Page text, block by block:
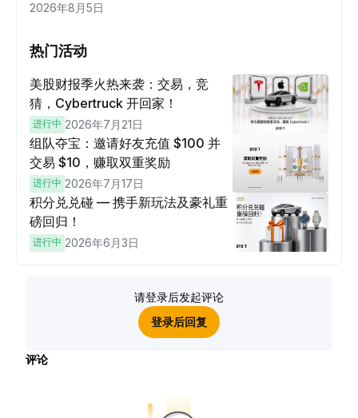
2026年8月5日
热门活动
美股财报季火热来袭：交易，竞
猜，Cybertruck 开回家！
进行中 2026年7月21日
组队夺宝：邀请好友充值 $100 并
交易 $10，赚取双重奖励
进行中 2026年7月17日
积分兑兑碰 — 携手新玩法及豪礼重
磅回归！
进行中 2026年6月3日
请登录后发起评论
登录后回复
评论